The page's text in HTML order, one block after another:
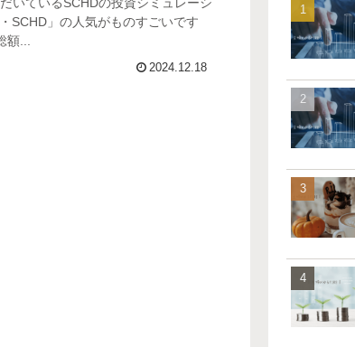
SCHD」の人気がものすごいです
...
2024.12.18